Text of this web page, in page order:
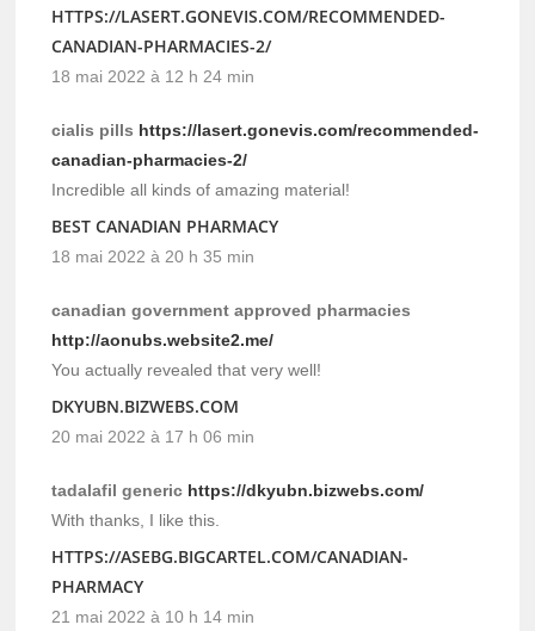
HTTPS://LASERT.GONEVIS.COM/RECOMMENDED-
CANADIAN-PHARMACIES-2/
18 mai 2022 à 12 h 24 min
cialis pills https://lasert.gonevis.com/recommended-
canadian-pharmacies-2/
Incredible all kinds of amazing material!
BEST CANADIAN PHARMACY
18 mai 2022 à 20 h 35 min
canadian government approved pharmacies
http://aonubs.website2.me/
You actually revealed that very well!
DKYUBN.BIZWEBS.COM
20 mai 2022 à 17 h 06 min
tadalafil generic https://dkyubn.bizwebs.com/
With thanks, I like this.
HTTPS://ASEBG.BIGCARTEL.COM/CANADIAN-
PHARMACY
21 mai 2022 à 10 h 14 min